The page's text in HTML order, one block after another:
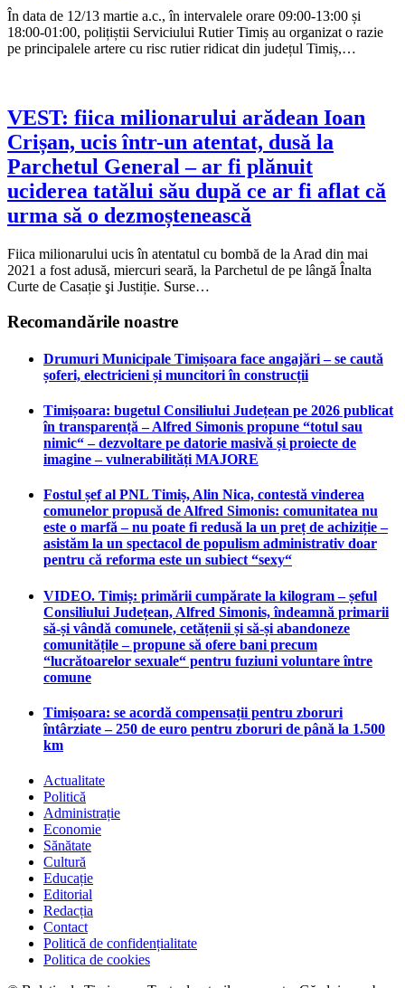
În data de 12/13 martie a.c., în intervalele orare 09:00-13:00 și
18:00-01:00, polițiștii Serviciului Rutier Timiș au organizat o razie
pe principalele artere cu risc rutier ridicat din județul Timiș,…
VEST: fiica milionarului arădean Ioan
Crișan, ucis într-un atentat, dusă la
Parchetul General – ar fi plănuit
uciderea tatălui său după ce ar fi aflat că
urma să o dezmoștenească
Fiica milionarului ucis în atentatul cu bombă de la Arad din mai
2021 a fost adusă, miercuri seară, la Parchetul de pe lângă Înalta
Curte de Casație şi Justiție. Surse…
Recomandările noastre
Drumuri Municipale Timișoara face angajări – se caută
șoferi, electricieni și muncitori în construcții
Timișoara: bugetul Consiliului Județean pe 2026 publicat
în transparență – Alfred Simonis propune “totul sau
nimic“ – dezvoltare pe datorie masivă și proiecte de
imagine – vulnerabilități MAJORE
Fostul șef al PNL Timiș, Alin Nica, contestă vinderea
comunelor propusă de Alfred Simonis: comunitatea nu
este o marfă – nu poate fi redusă la un preț de achiziție –
asistăm la un spectacol de populism administrativ doar
pentru că reforma este un subiect “sexy“
VIDEO. Timiș: primării cumpărate la kilogram – șeful
Consiliului Județean, Alfred Simonis, îndeamnă primarii
să-și vândă comunele, cetățenii și să-și abandoneze
comunitățile – propune să ofere bani precum
“lucrătoarelor sexuale“ pentru fuziuni voluntare între
comune
Timișoara: se acordă compensații pentru zboruri
întârziate – 250 de euro pentru zboruri de până la 1.500
km
Actualitate
Politică
Administrație
Economie
Sănătate
Cultură
Educație
Editorial
Redacția
Contact
Politică de confidențialitate
Politica de cookies